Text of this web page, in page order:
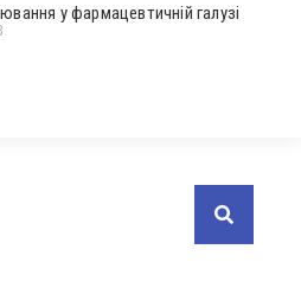
у фармацевтичній галузі